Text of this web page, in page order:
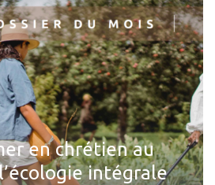
en chrétien au
intégrale